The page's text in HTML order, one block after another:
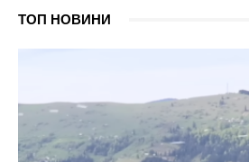
ТОП НОВИНИ